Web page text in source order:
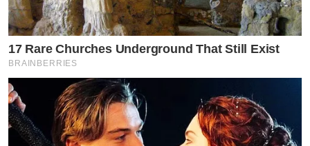
17 Rare Churches Underground That Still Exist
BRAINBERRIES